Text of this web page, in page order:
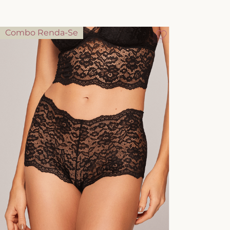
Combo Renda-Se